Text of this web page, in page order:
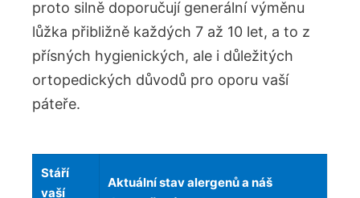
proto silně doporučují generální výměnu
lůžka přibližně každých 7 až 10 let, a to z
přísných hygienických, ale i důležitých
ortopedických důvodů pro oporu vaší
páteře.
Stáří
vaší
Aktuální stav alergenů a náš